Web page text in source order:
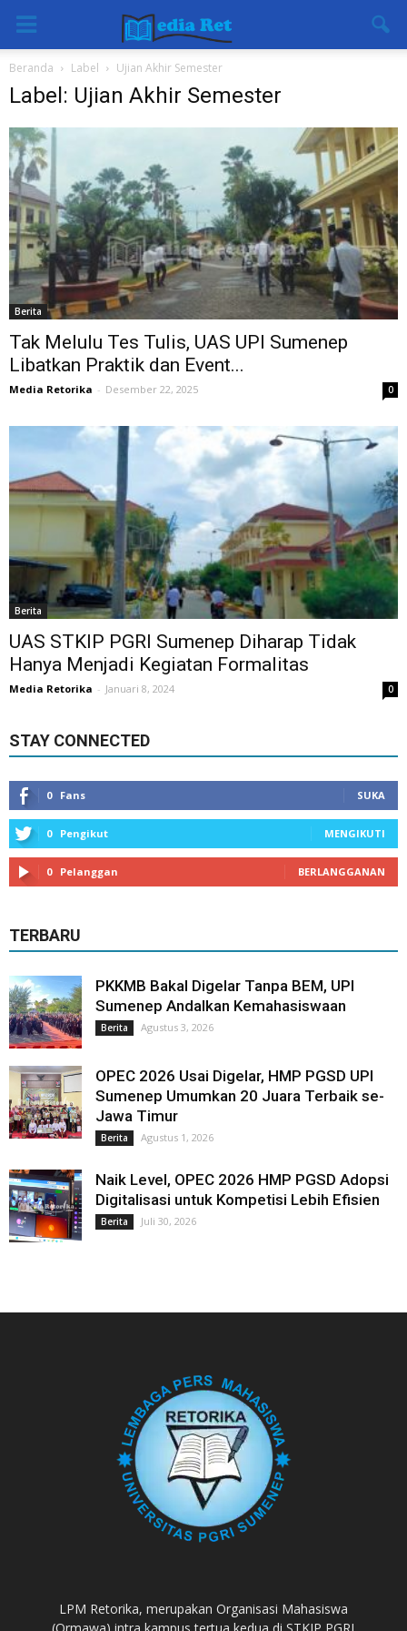
Beranda Label Ujian Akhir Semester
Label: Ujian Akhir Semester
Berita
Tak Melulu Tes Tulis, UAS UPI Sumenep
Libatkan Praktik dan Event...
Media Retorika - Desember 22, 2025 0
Berita
UAS STKIP PGRI Sumenep Diharap Tidak
Hanya Menjadi Kegiatan Formalitas
Media Retorika - Januari 8, 2024 0
STAY CONNECTED
0 Fans SUKA
0 Pengikut MENGIKUTI
0 Pelanggan BERLANGGANAN
TERBARU
PKKMB Bakal Digelar Tanpa BEM, UPI
Sumenep Andalkan Kemahasiswaan
Berita Agustus 3, 2026
OPEC 2026 Usai Digelar, HMP PGSD UPI
Sumenep Umumkan 20 Juara Terbaik se-
Jawa Timur
Berita Agustus 1, 2026
Naik Level, OPEC 2026 HMP PGSD Adopsi
Digitalisasi untuk Kompetisi Lebih Efisien
Berita Juli 30, 2026
LPM Retorika, merupakan Organisasi Mahasiswa
(Ormawa) intra kampus tertua kedua di STKIP PGRI